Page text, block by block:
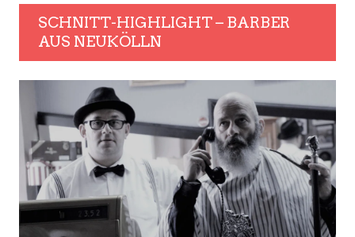
SCHNITT-HIGHLIGHT – BARBER
AUS NEUKÖLLN